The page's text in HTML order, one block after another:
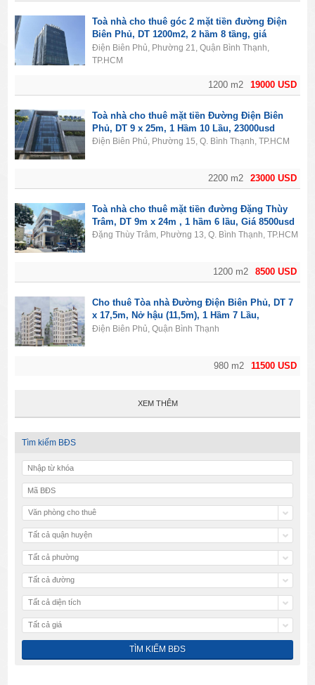
19000 USD
1200 m2
Toà nhà cho thuê góc 2 mặt tiền đường Điện
Biên Phủ, DT 1200m2, 2 hầm 8 tầng, giá
19000usd
Điện Biên Phủ, Phường 21, Quận Bình Thạnh,
TP.HCM
23000 USD
2200 m2
Toà nhà cho thuê mặt tiền Đường Điện Biên
Phủ, DT 9 x 25m, 1 Hầm 10 Lầu, 23000usd
Điện Biên Phủ, Phường 15, Q. Bình Thạnh, TP.HCM
8500 USD
1200 m2
Toà nhà cho thuê mặt tiền đường Đặng Thùy
Trâm, DT 9m x 24m , 1 hầm 6 lầu, Giá 8500usd
Đặng Thùy Trâm, Phường 13, Q. Bình Thạnh, TP.HCM
11500 USD
980 m2
Cho thuê Tòa nhà Đường Điện Biên Phủ, DT 7
x 17,5m, Nở hậu (11,5m), 1 Hầm 7 Lầu,
11500usd
Điện Biên Phủ, Quận Bình Thạnh
XEM THÊM
Tìm kiếm BĐS
Văn phòng cho thuê
Tất cả quận huyện
Tất cả phường
Tất cả đường
Tất cả diện tích
Tất cả giá